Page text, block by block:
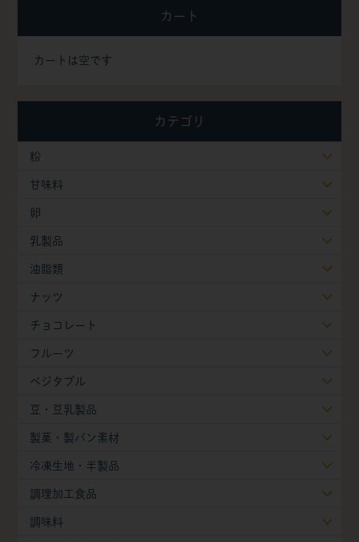
カート
カートは空です
カテゴリ
粉
甘味料
卵
乳製品
油脂類
ナッツ
チョコレート
フルーツ
ベジタブル
豆・豆乳製品
製菓・製パン素材
冷凍生地・半製品
調理加工食品
調味料